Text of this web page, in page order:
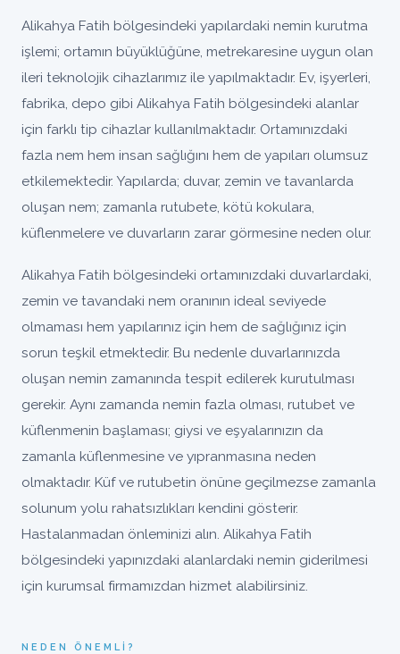
Alikahya Fatih bölgesindeki yapılardaki nemin kurutma
işlemi; ortamın büyüklüğüne, metrekaresine uygun olan
ileri teknolojik cihazlarımız ile yapılmaktadır. Ev, işyerleri,
fabrika, depo gibi Alikahya Fatih bölgesindeki alanlar
için farklı tip cihazlar kullanılmaktadır. Ortamınızdaki
fazla nem hem insan sağlığını hem de yapıları olumsuz
etkilemektedir. Yapılarda; duvar, zemin ve tavanlarda
oluşan nem; zamanla rutubete, kötü kokulara,
küflenmelere ve duvarların zarar görmesine neden olur.
Alikahya Fatih bölgesindeki ortamınızdaki duvarlardaki,
zemin ve tavandaki nem oranının ideal seviyede
olmaması hem yapılarınız için hem de sağlığınız için
sorun teşkil etmektedir. Bu nedenle duvarlarınızda
oluşan nemin zamanında tespit edilerek kurutulması
gerekir. Aynı zamanda nemin fazla olması, rutubet ve
küflenmenin başlaması; giysi ve eşyalarınızın da
zamanla küflenmesine ve yıpranmasına neden
olmaktadır. Küf ve rutubetin önüne geçilmezse zamanla
solunum yolu rahatsızlıkları kendini gösterir.
Hastalanmadan önleminizi alın. Alikahya Fatih
bölgesindeki yapınızdaki alanlardaki nemin giderilmesi
için kurumsal firmamızdan hizmet alabilirsiniz.
NEDEN ÖNEMLI?